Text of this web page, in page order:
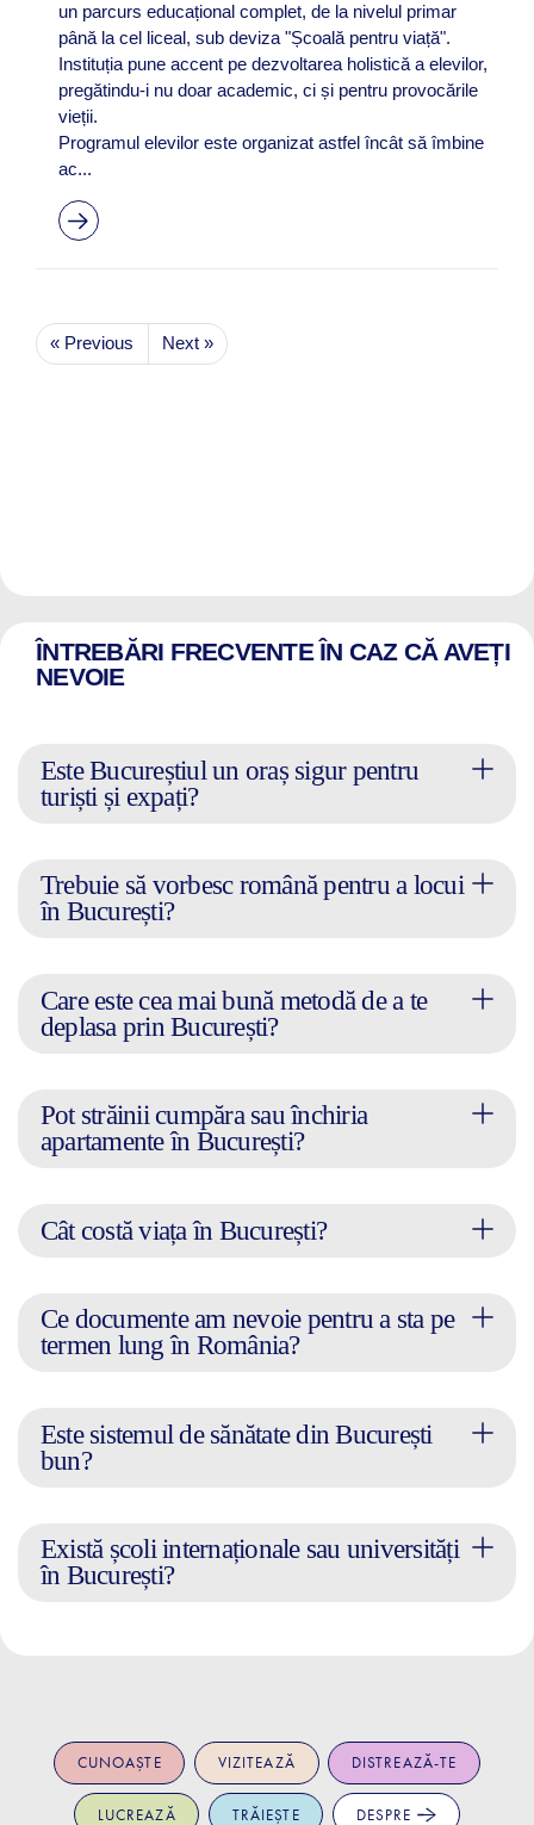
un parcurs educațional complet, de la nivelul primar
până la cel liceal, sub deviza "Școală pentru viață".
Instituția pune accent pe dezvoltarea holistică a elevilor,
pregătindu-i nu doar academic, ci și pentru provocările
vieții.
Programul elevilor este organizat astfel încât să îmbine
ac...
« Previous Next »
ÎNTREBĂRI FRECVENTE ÎN CAZ CĂ AVEȚI
NEVOIE
Este Bucureștiul un oraș sigur pentru
turiști și expați?
Trebuie să vorbesc română pentru a locui
în București?
Care este cea mai bună metodă de a te
deplasa prin București?
Pot străinii cumpăra sau închiria
apartamente în București?
Cât costă viața în București?
Ce documente am nevoie pentru a sta pe
termen lung în România?
Este sistemul de sănătate din București
bun?
Există școli internaționale sau universități
în București?
CUNOAȘTE VIZITEAZĂ DISTREAZĂ-TE
LUCREAZĂ TRĂIEȘTE DESPRE